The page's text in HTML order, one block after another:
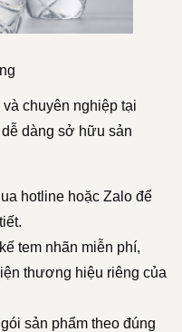
chuyên nghiệp tại
dàng sở hữu sản
hotline hoặc Zalo để
tem nhãn miễn phí,
thương hiệu riêng của
sản phẩm theo đúng